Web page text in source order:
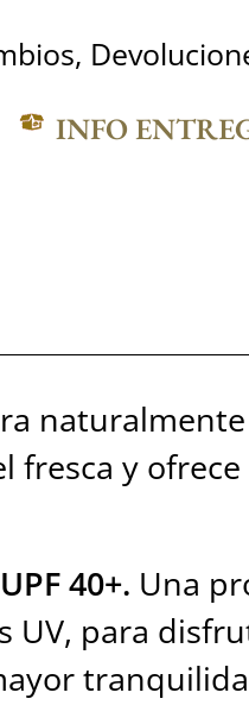
INFO
fresca y
40+. Una
UV, para